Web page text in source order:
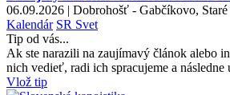
06.09.2026 | Dobrohošť - Gabčíkovo,
Kalendár SR Svet
Tip od vás...
Ak ste narazili na zaujímavý článok alebo
nich vedieť, radi ich spracujeme a následne
Vlož tip